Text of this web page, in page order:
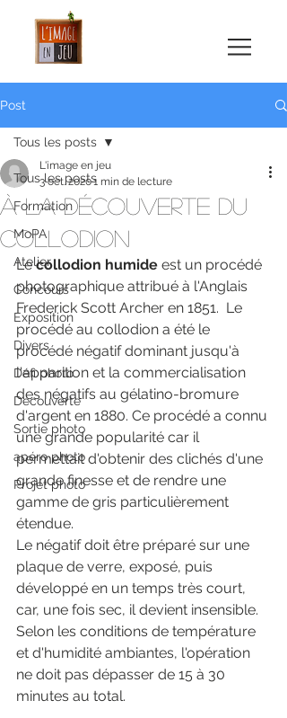
Post
Tous les posts
Formation
MoPA
Atelier
Concours
Exposition
Divers
Défi photo
Découverte
Sortie photo
apéro photo
Projet photo
Tous les posts
À la découverte du
Collodion
L'image en jeu
3 oct. 20201 min de lecture
Le collodion humide est un procédé
photographique attribué à l'Anglais
Frederick Scott Archer en 1851.  Le
procédé au collodion a été le
procédé négatif dominant jusqu'à
l'apparition et la commercialisation
des négatifs au gélatino-bromure
d'argent en 1880. Ce procédé a connu
une grande popularité car il
permettait d'obtenir des clichés d'une
grande finesse et de rendre une
gamme de gris particulièrement
étendue.
Le négatif doit être préparé sur une
plaque de verre, exposé, puis
développé en un temps très court,
car, une fois sec, il devient insensible.
Selon les conditions de température
et d'humidité ambiantes, l'opération
ne doit pas dépasser de 15 à 30
minutes au total.